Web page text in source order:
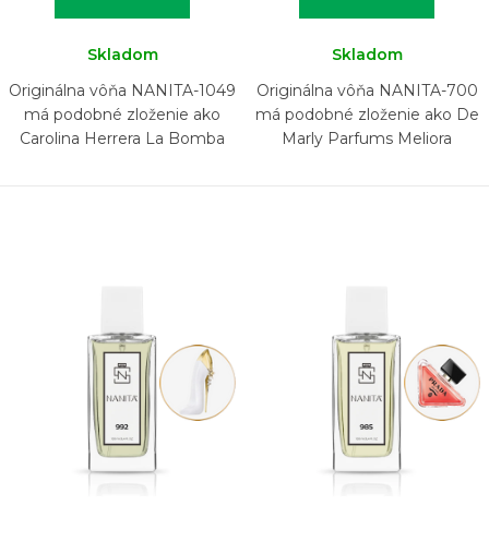
Skladom
Originálna vôňa NANITA-1049
má podobné zloženie ako
Carolina Herrera La Bomba
Skladom
Originálna vôňa NANITA-700
má podobné zloženie ako De
Marly Parfums Meliora